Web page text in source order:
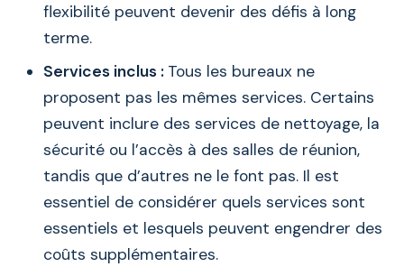
flexibilité peuvent devenir des défis à long
terme.
Services inclus : Tous les bureaux ne
proposent pas les mêmes services. Certains
peuvent inclure des services de nettoyage, la
sécurité ou l’accès à des salles de réunion,
tandis que d’autres ne le font pas. Il est
essentiel de considérer quels services sont
essentiels et lesquels peuvent engendrer des
coûts supplémentaires.